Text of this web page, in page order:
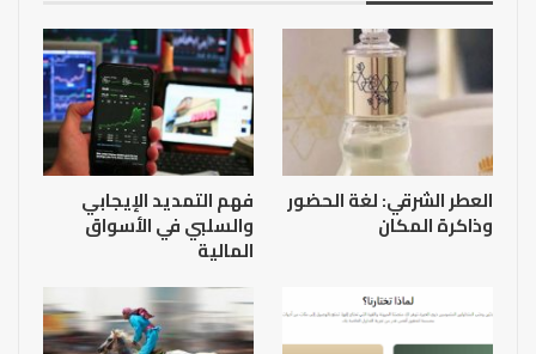
العطر الشرقي: لغة الحضور
وذاكرة المكان
فهم التمديد الإيجابي
والسلبي في الأسواق
المالية